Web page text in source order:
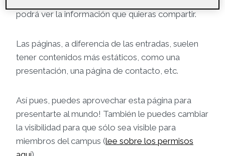
podrá ver la información que quieras compartir.
Las páginas, a diferencia de las entradas, suelen
tener contenidos más estáticos, como una
presentación, una página de contacto, etc.
Así pues, puedes aprovechar esta página para
presentarte al mundo! También le puedes cambiar
la visibilidad para que sólo sea visible para
miembros del campus (lee sobre los permisos